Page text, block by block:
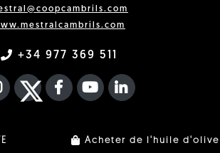
+34 977 369 511
INSTAGRAM
TWITTER
FACEBOOK F
YOUTUBEFA LINKEDIN
Acheter de l'huile d'olive